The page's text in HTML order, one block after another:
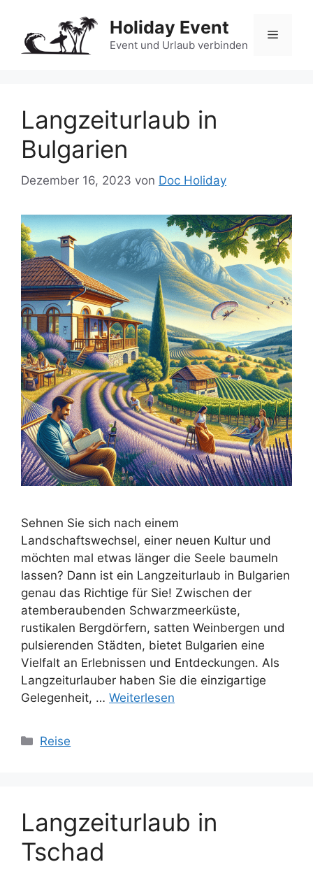
springen
Holiday Event
Event und Urlaub verbinden
Menü
Langzeiturlaub in
Bulgarien
Dezember 16, 2023 von Doc Holiday
Sehnen Sie sich nach einem
Landschaftswechsel, einer neuen Kultur und
möchten mal etwas länger die Seele baumeln
lassen? Dann ist ein Langzeiturlaub in Bulgarien
genau das Richtige für Sie! Zwischen der
atemberaubenden Schwarzmeerküste,
rustikalen Bergdörfern, satten Weinbergen und
pulsierenden Städten, bietet Bulgarien eine
Vielfalt an Erlebnissen und Entdeckungen. Als
Langzeiturlauber haben Sie die einzigartige
Gelegenheit, … Weiterlesen
Kategorien
Reise
Langzeiturlaub in
Tschad